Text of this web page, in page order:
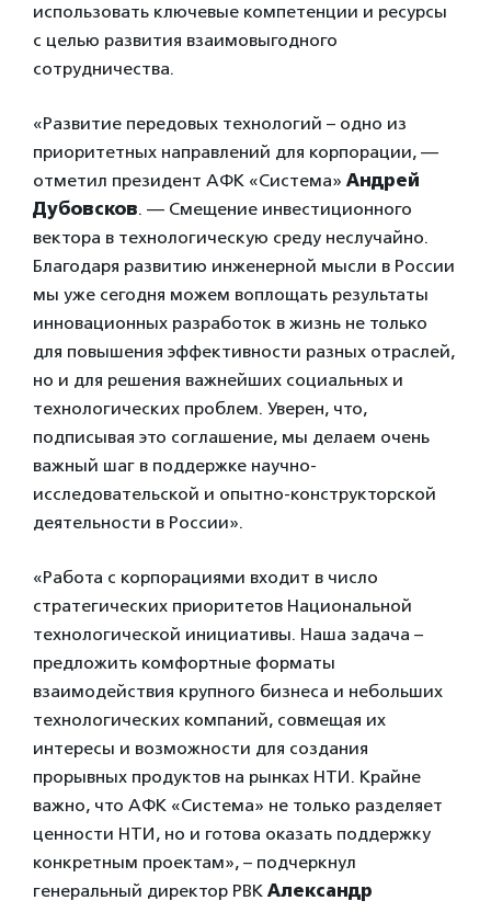
использовать ключевые компетенции и ресурсы
с целью развития взаимовыгодного
сотрудничества.
«Развитие передовых технологий – одно из
приоритетных направлений для корпорации, —
отметил президент АФК «Система» Андрей
Дубовсков. — Смещение инвестиционного
вектора в технологическую среду неслучайно.
Благодаря развитию инженерной мысли в России
мы уже сегодня можем воплощать результаты
инновационных разработок в жизнь не только
для повышения эффективности разных отраслей,
но и для решения важнейших социальных и
технологических проблем. Уверен, что,
подписывая это соглашение, мы делаем очень
важный шаг в поддержке научно-
исследовательской и опытно-конструкторской
деятельности в России».
«Работа с корпорациями входит в число
стратегических приоритетов Национальной
технологической инициативы. Наша задача –
предложить комфортные форматы
взаимодействия крупного бизнеса и небольших
технологических компаний, совмещая их
интересы и возможности для создания
прорывных продуктов на рынках НТИ. Крайне
важно, что АФК «Система» не только разделяет
ценности НТИ, но и готова оказать поддержку
конкретным проектам», – подчеркнул
генеральный директор РВК Александр